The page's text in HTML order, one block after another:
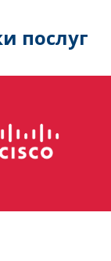
послуг